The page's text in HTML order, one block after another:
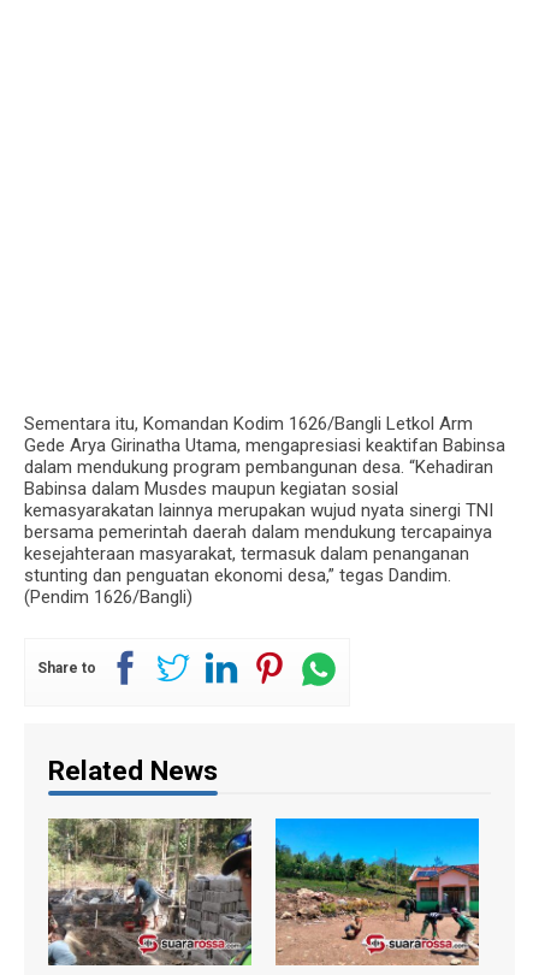
Sementara itu, Komandan Kodim 1626/Bangli Letkol Arm
Gede Arya Girinatha Utama, mengapresiasi keaktifan Babinsa
dalam mendukung program pembangunan desa. “Kehadiran
Babinsa dalam Musdes maupun kegiatan sosial
kemasyarakatan lainnya merupakan wujud nyata sinergi TNI
bersama pemerintah daerah dalam mendukung tercapainya
kesejahteraan masyarakat, termasuk dalam penanganan
stunting dan penguatan ekonomi desa,” tegas Dandim.
(Pendim 1626/Bangli)
Share to
Related News